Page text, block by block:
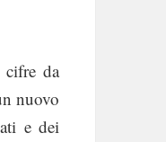
cifre da
nuovo
e dei